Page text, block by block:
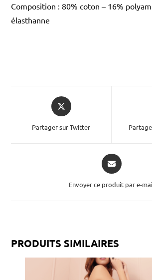
Composition : 80% coton – 16%
élasthanne
Partager sur Twitter
Envoyer ce produit par e-
PRODUITS SIMILAIRES